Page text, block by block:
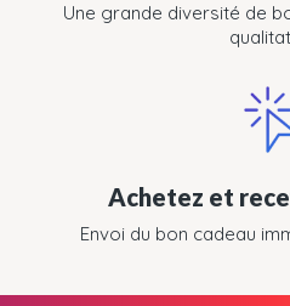
Une grande diversité de
Achetez et
Envoi du bon cadeau